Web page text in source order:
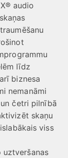
audio
līdz
biznesa
nemanāmi
četri pilnībā
skaņu
viss
uztveršanas